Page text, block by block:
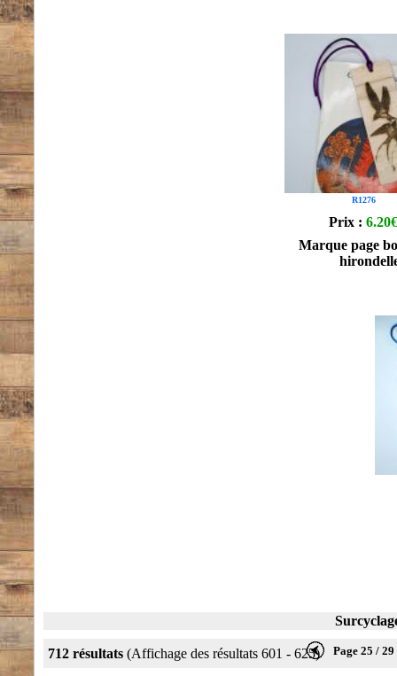
R1276
Prix : 6.20€
Marque page
712 résultats (Affichage des résultats 601 - 625) Page 25 / 29